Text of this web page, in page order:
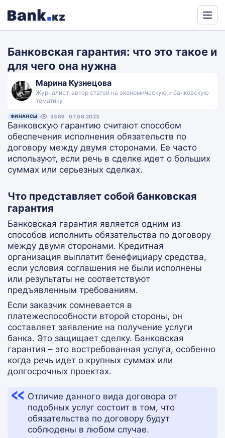
Translate
Банковская гарантия: что это такое и
для чего она нужна
Марина Кузнецова
Журналист, автор статей на экономическую и банковскую
тематику
ФИНАНСЫ 3366 07.06.2023
Банковскую гарантию считают способом
обеспечения исполнения обязательств по
договору между двумя сторонами. Ее часто
используют, если речь в сделке идет о больших
суммах или серьезных сделках.
Что представляет собой банковская
гарантия
Банковская гарантия является одним из
способов исполнить обязательства по договору
между двумя сторонами. Кредитная
организация выплатит бенефициару средства,
если условия соглашения не были исполнены
или результаты не соответствуют
предъявленным требованиям.
Если заказчик сомневается в
платежеспособности второй стороны, он
составляет заявление на получение услуги
банка. Это защищает сделку. Банковская
гарантия – это востребованная услуга, особенно
когда речь идет о крупных суммах или
долгосрочных проектах.
Отличие данного вида договора от
подобных услуг состоит в том, что
обязательства по договору будут
соблюдены в любом случае.